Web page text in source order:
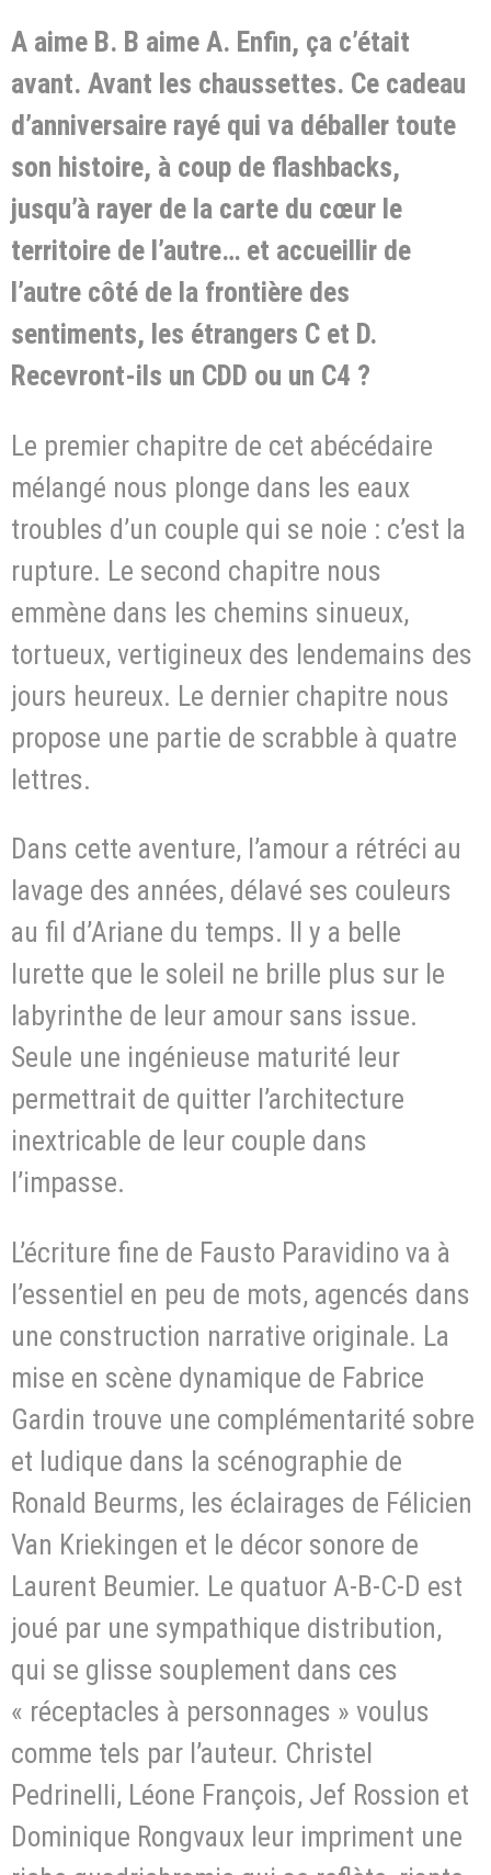
A aime B. B aime A. Enfin, ça c’était
avant. Avant les chaussettes. Ce cadeau
d’anniversaire rayé qui va déballer toute
son histoire, à coup de flashbacks,
jusqu’à rayer de la carte du cœur le
territoire de l’autre… et accueillir de
l’autre côté de la frontière des
sentiments, les étrangers C et D.
Recevront-ils un CDD ou un C4 ?
Le premier chapitre de cet abécédaire
mélangé nous plonge dans les eaux
troubles d’un couple qui se noie : c’est la
rupture. Le second chapitre nous
emmène dans les chemins sinueux,
tortueux, vertigineux des lendemains des
jours heureux. Le dernier chapitre nous
propose une partie de scrabble à quatre
lettres.
Dans cette aventure, l’amour a rétréci au
lavage des années, délavé ses couleurs
au fil d’Ariane du temps. Il y a belle
lurette que le soleil ne brille plus sur le
labyrinthe de leur amour sans issue.
Seule une ingénieuse maturité leur
permettrait de quitter l’architecture
inextricable de leur couple dans
l’impasse.
L’écriture fine de Fausto Paravidino va à
l’essentiel en peu de mots, agencés dans
une construction narrative originale. La
mise en scène dynamique de Fabrice
Gardin trouve une complémentarité sobre
et ludique dans la scénographie de
Ronald Beurms, les éclairages de Félicien
Van Kriekingen et le décor sonore de
Laurent Beumier. Le quatuor A-B-C-D est
joué par une sympathique distribution,
qui se glisse souplement dans ces
« réceptacles à personnages » voulus
comme tels par l’auteur. Christel
Pedrinelli, Léone François, Jef Rossion et
Dominique Rongvaux leur impriment une